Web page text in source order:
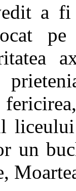
a fi
un